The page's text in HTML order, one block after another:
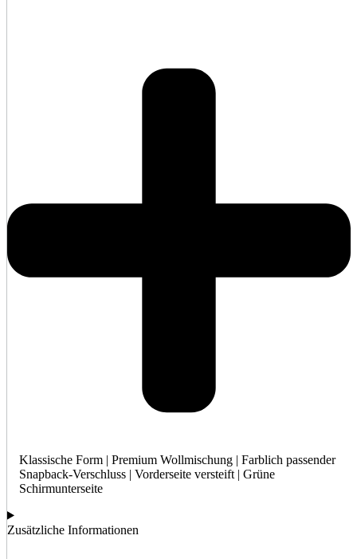
Klassische Form | Premium Wollmischung | Farblich passender
Snapback-Verschluss | Vorderseite versteift | Grüne
Schirmunterseite
Zusätzliche Informationen